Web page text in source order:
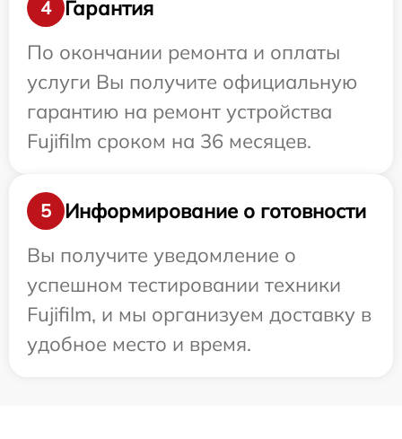
4
Гарантия
По окончании ремонта и оплаты
услуги Вы получите официальную
гарантию на ремонт устройства
Fujifilm сроком на 36 месяцев.
5
Информирование о готовности
Вы получите уведомление о
успешном тестировании техники
Fujifilm, и мы организуем доставку в
удобное место и время.